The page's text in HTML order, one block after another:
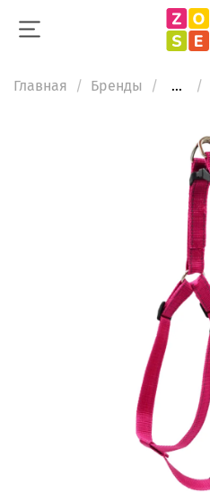
Главная Бренды ...